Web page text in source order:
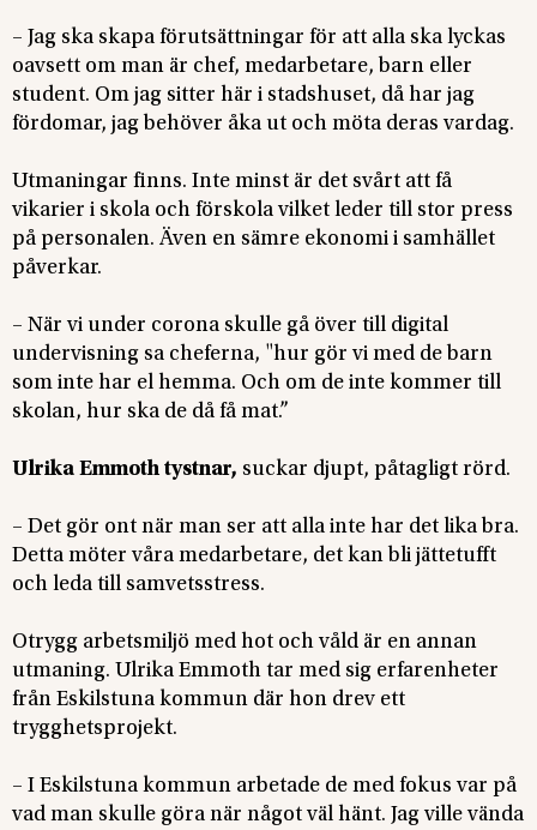
– Jag ska skapa förutsättningar för att alla ska lyckas
oavsett om man är chef, medarbetare, barn eller
student. Om jag sitter här i stadshuset, då har jag
fördomar, jag behöver åka ut och möta deras vardag.
Utmaningar finns. Inte minst är det svårt att få
vikarier i skola och förskola vilket leder till stor press
på personalen. Även en sämre ekonomi i samhället
påverkar.
– När vi under corona skulle gå över till digital
undervisning sa cheferna, "hur gör vi med de barn
som inte har el hemma. Och om de inte kommer till
skolan, hur ska de då få mat.”
Ulrika Emmoth tystnar, suckar djupt, påtagligt rörd.
– Det gör ont när man ser att alla inte har det lika bra.
Detta möter våra medarbetare, det kan bli jättetufft
och leda till samvetsstress.
Otrygg arbetsmiljö med hot och våld är en annan
utmaning. Ulrika Emmoth tar med sig erfarenheter
från Eskilstuna kommun där hon drev ett
trygghetsprojekt.
– I Eskilstuna kommun arbetade de med fokus var på
vad man skulle göra när något väl hänt. Jag ville vända